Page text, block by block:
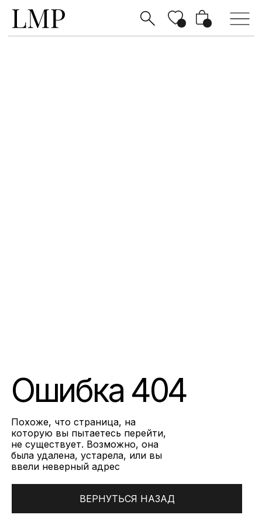
ВЕРНУТЬСЯ НАЗАД
Ошибка 404
Похоже, что страница, на
которую вы пытаетесь перейти,
не существует. Возможно, она
была удалена, устарела, или вы
ввели неверный адрес